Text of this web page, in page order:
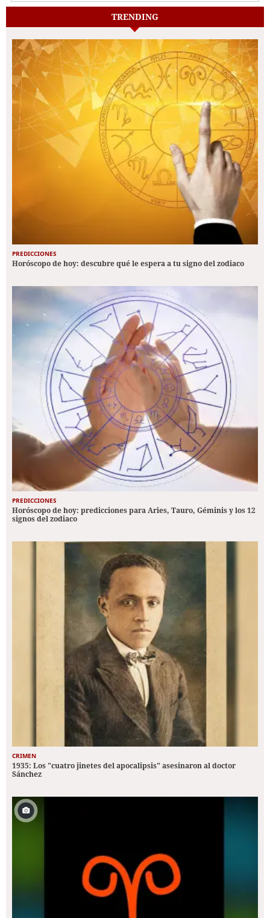
TRENDING
PREDICCIONES
Horóscopo de hoy: descubre qué le espera a tu signo del zodiaco
PREDICCIONES
Horóscopo de hoy: predicciones para Aries, Tauro, Géminis y los 12
signos del zodiaco
CRIMEN
1935: Los "cuatro jinetes del apocalipsis" asesinaron al doctor
Sánchez